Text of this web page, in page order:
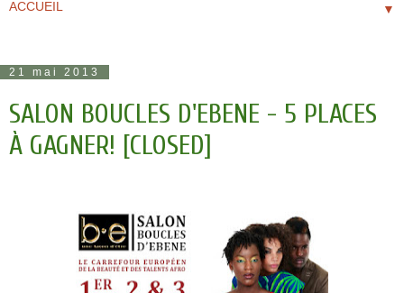
▼
21 mai 2013
SALON BOUCLES D'EBENE - 5 PLACES
À GAGNER! [CLOSED]